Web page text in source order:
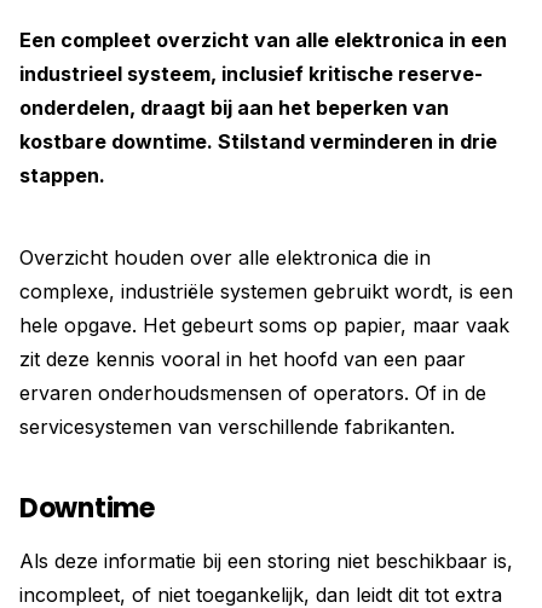
Een compleet overzicht van alle ­elektronica in een
industrieel ­systeem, inclusief kritische reserve­
onderdelen, draagt bij aan het ­beperken van
kostbare downtime. Stilstand verminderen in drie
stappen.
Overzicht houden over alle elektronica die in
complexe, industriële systemen gebruikt wordt, is een
hele opgave. Het gebeurt soms op papier, maar vaak
zit deze kennis vooral in het hoofd van een paar
ervaren onderhoudsmensen of operators. Of in de
servicesystemen van verschillende fabrikanten.
Downtime
Als deze informatie bij een storing niet beschikbaar is,
incompleet, of niet toegankelijk, dan leidt dit tot extra